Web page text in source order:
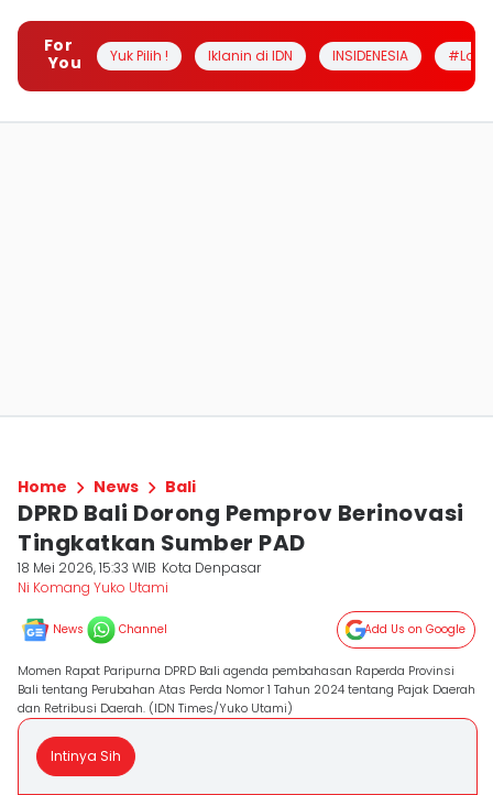
For
You
Yuk Pilih ! Iklanin di IDN INSIDENESIA
Home News Bali
DPRD Bali Dorong Pemprov Berinovasi
Tingkatkan Sumber PAD
18 Mei 2026, 15:33 WIB Kota Denpasar
Ni Komang Yuko Utami
News Channel Add Us on Google
Momen Rapat Paripurna DPRD Bali agenda pembahasan Raperda Provinsi
Bali tentang Perubahan Atas Perda Nomor 1 Tahun 2024 tentang Pajak Daerah
dan Retribusi Daerah. (IDN Times/Yuko Utami)
Intinya Sih